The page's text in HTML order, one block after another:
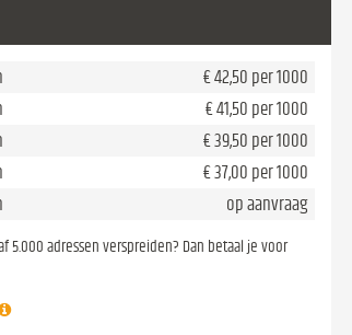
€ 42,50 per 1000
€ 41,50 per 1000
€ 39,50 per 1000
€ 37,00 per 1000
op aanvraag
5.000 adressen verspreiden? Dan betaal je voor